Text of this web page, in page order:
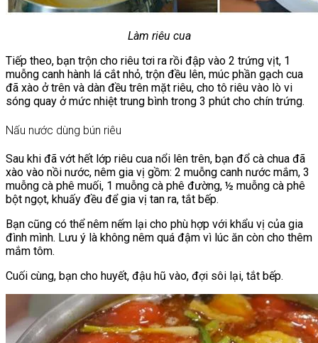
Làm riêu cua
Tiếp theo, bạn trộn cho riêu tơi ra rồi đập vào 2 trứng vịt, 1
muỗng canh hành lá cắt nhỏ, trộn đều lên, múc phần gạch cua
đã xào ở trên và dàn đều trên mặt riêu, cho tô riêu vào lò vi
sóng quay ở mức nhiệt trung bình trong 3 phút cho chín trứng.
Nấu nước dùng bún riêu
Sau khi đã vớt hết lớp riêu cua nổi lên trên, bạn đổ cà chua đã
xào vào nồi nước, nêm gia vị gồm: 2 muỗng canh nước mắm, 3
muỗng cà phê muối, 1 muỗng cà phê đường, ½ muỗng cà phê
bột ngọt, khuấy đều để gia vị tan ra, tắt bếp.
Bạn cũng có thể nêm nếm lại cho phù hợp với khẩu vị của gia
đình mình. Lưu ý là không nêm quá đậm vì lúc ăn còn cho thêm
mắm tôm.
Cuối cùng, bạn cho huyết, đậu hũ vào, đợi sôi lại, tắt bếp.